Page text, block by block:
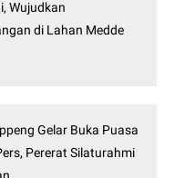
Wujudkan
di Lahan Medde
Gelar Buka Puasa
Pererat Silaturahmi